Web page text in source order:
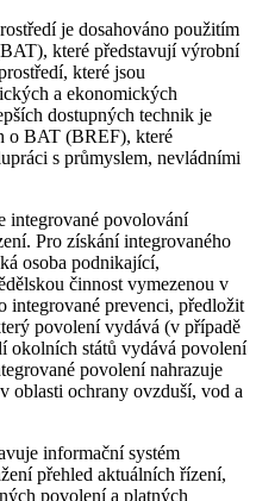
je dosahováno použitím
které představují výrobní
které jsou
a ekonomických
dostupných technik je
o BAT (BREF), které
s průmyslem, nevládními
integrované povolování
Pro získání integrovaného
osoba podnikající,
činnost vymezenou v
integrované prevenci, předložit
povolení vydává (v případě
okolních států vydává povolení
povolení nahrazuje
oblasti ochrany ovzduší, vod a
informační systém
přehled aktuálních řízení,
povolení a platných